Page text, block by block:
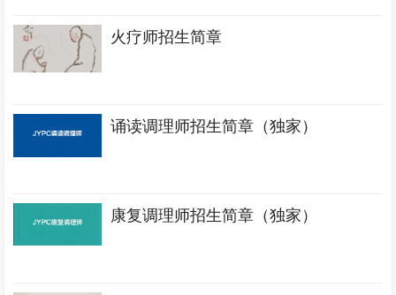
火疗师招生简章
诵读调理师招生简章（独家）
康复调理师招生简章（独家）